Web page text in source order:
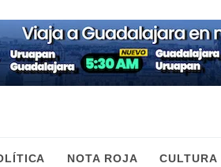
NOTA ROJA CULTURA